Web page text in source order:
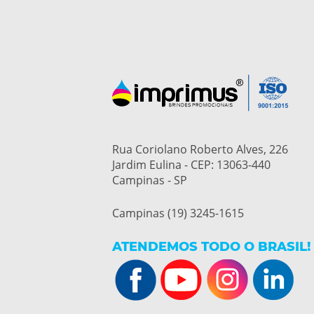
Rua Coriolano Roberto Alves, 226
Jardim Eulina - CEP: 13063-440
Campinas - SP
Campinas (19) 3245-1615
ATENDEMOS TODO O BRASIL!